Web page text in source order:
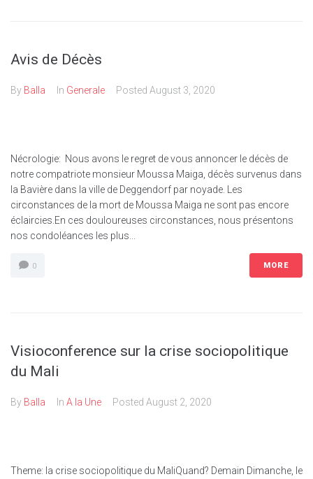
Avis de Décès
By Balla In Generale Posted August 3, 2020
Nécrologie: Nous avons le regret de vous annoncer le décès de
notre compatriote monsieur Moussa Maiga, décès survenus dans
la Bavière dans la ville de Deggendorf par noyade. Les
circonstances de la mort de Moussa Maiga ne sont pas encore
éclaircies.En ces douloureuses circonstances, nous présentons
nos condoléances les plus...
0 MORE
Visioconference sur la crise sociopolitique
du Mali
By Balla In A la Une Posted August 2, 2020
Theme: la crise sociopolitique du MaliQuand? Demain Dimanche, le